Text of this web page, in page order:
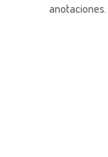
anotaciones.